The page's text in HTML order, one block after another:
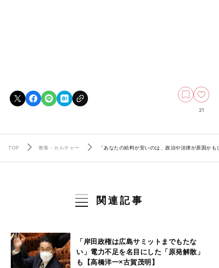
21
TOP 教養・カルチャー 「あなたの給料が安いのは、政治や法律が原因か
関連記事
「岸田政権は広島サミットまでもたな
い」電力不足を名目にした「原発解散」
も【高橋洋一×古賀茂明】